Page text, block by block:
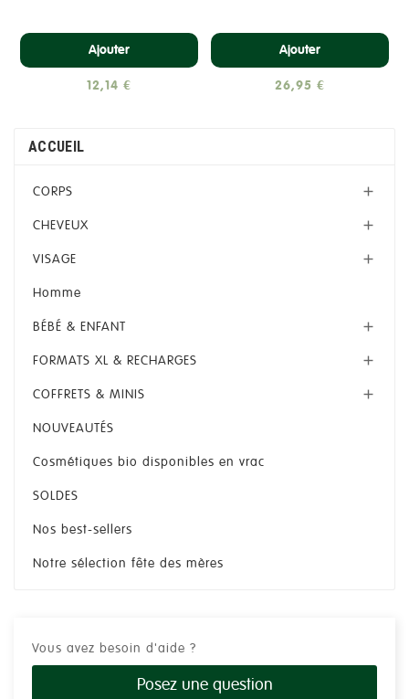
Ajouter
12,14 €
Ajouter
26,95 €
ACCUEIL
CORPS 
CHEVEUX 
VISAGE 
Homme
BÉBÉ & ENFANT 
FORMATS XL & RECHARGES 
COFFRETS & MINIS 
NOUVEAUTÉS
Cosmétiques bio disponibles en vrac
SOLDES
Nos best-sellers
Notre sélection fête des mères
Vous avez besoin d'aide ?
Posez une question